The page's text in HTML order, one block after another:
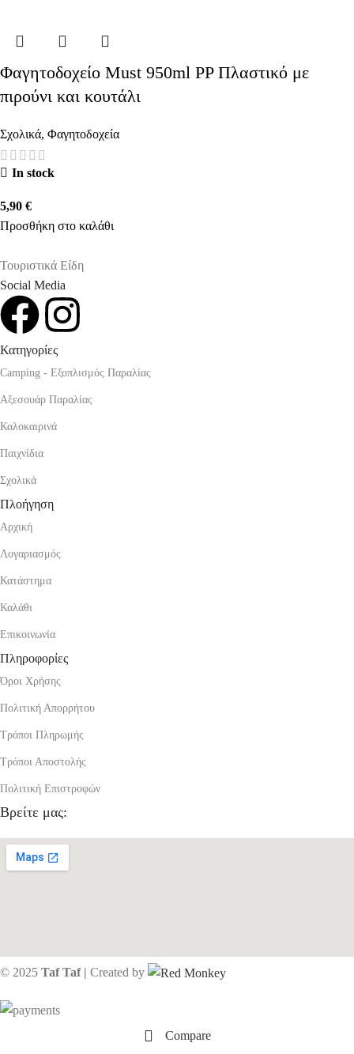
Φαγητοδοχείο Must 950ml PP Πλαστικό με
πιρούνι και κουτάλι
Σχολικά, Φαγητοδοχεία
In stock
5,90 €
Προσθήκη στο καλάθι
Τουριστικά Είδη
Social Media
Κατηγορίες
Camping - Εξοπλισμός Παραλίας
Αξεσουάρ Παραλίας
Καλοκαιρινά
Παιχνίδια
Σχολικά
Πλοήγηση
Αρχική
Λογαριασμός
Κατάστημα
Καλάθι
Επικοινωνία
Πληροφορίες
Όροι Χρήσης
Πολιτική Απορρήτου
Τρόποι Πληρωμής
Τρόποι Αποστολής
Πολιτική Επιστροφών
Βρείτε μας:
© 2025 Taf Taf | Created by
Compare